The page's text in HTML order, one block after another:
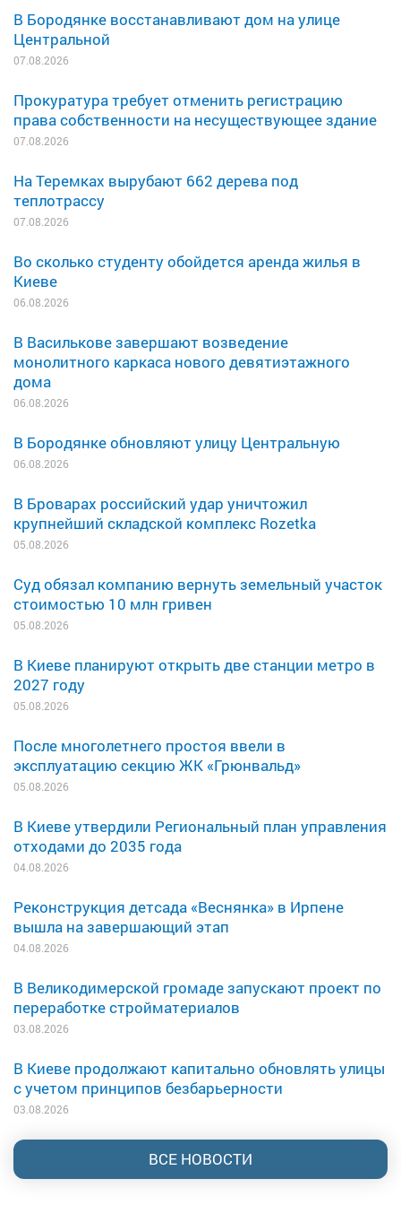
В Бородянке восстанавливают дом на улице
Центральной
07.08.2026
Прокуратура требует отменить регистрацию
права собственности на несуществующее здание
07.08.2026
На Теремках вырубают 662 дерева под
теплотрассу
07.08.2026
Во сколько студенту обойдется аренда жилья в
Киеве
06.08.2026
В Василькове завершают возведение
монолитного каркаса нового девятиэтажного
дома
06.08.2026
В Бородянке обновляют улицу Центральную
06.08.2026
В Броварах российский удар уничтожил
крупнейший складской комплекс Rozetka
05.08.2026
Суд обязал компанию вернуть земельный участок
стоимостью 10 млн гривен
05.08.2026
В Киеве планируют открыть две станции метро в
2027 году
05.08.2026
После многолетнего простоя ввели в
эксплуатацию секцию ЖК «Грюнвальд»
05.08.2026
В Киеве утвердили Региональный план управления
отходами до 2035 года
04.08.2026
Реконструкция детсада «Веснянка» в Ирпене
вышла на завершающий этап
04.08.2026
В Великодимерской громаде запускают проект по
переработке стройматериалов
03.08.2026
В Киеве продолжают капитально обновлять улицы
с учетом принципов безбарьерности
03.08.2026
ВСЕ НОВОСТИ